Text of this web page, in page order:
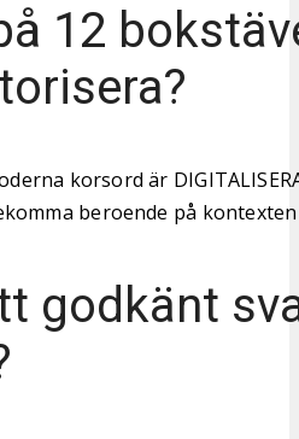
12
korsord är
beroende på
godkänt